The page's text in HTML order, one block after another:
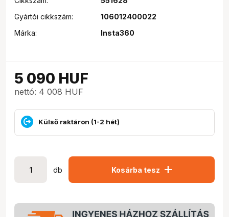
Gyártói cikkszám:
106012400022
Márka:
Insta360
5 090 HUF
nettó: 4 008 HUF
Külső raktáron (1-2 hét)
db Kosárba tesz add